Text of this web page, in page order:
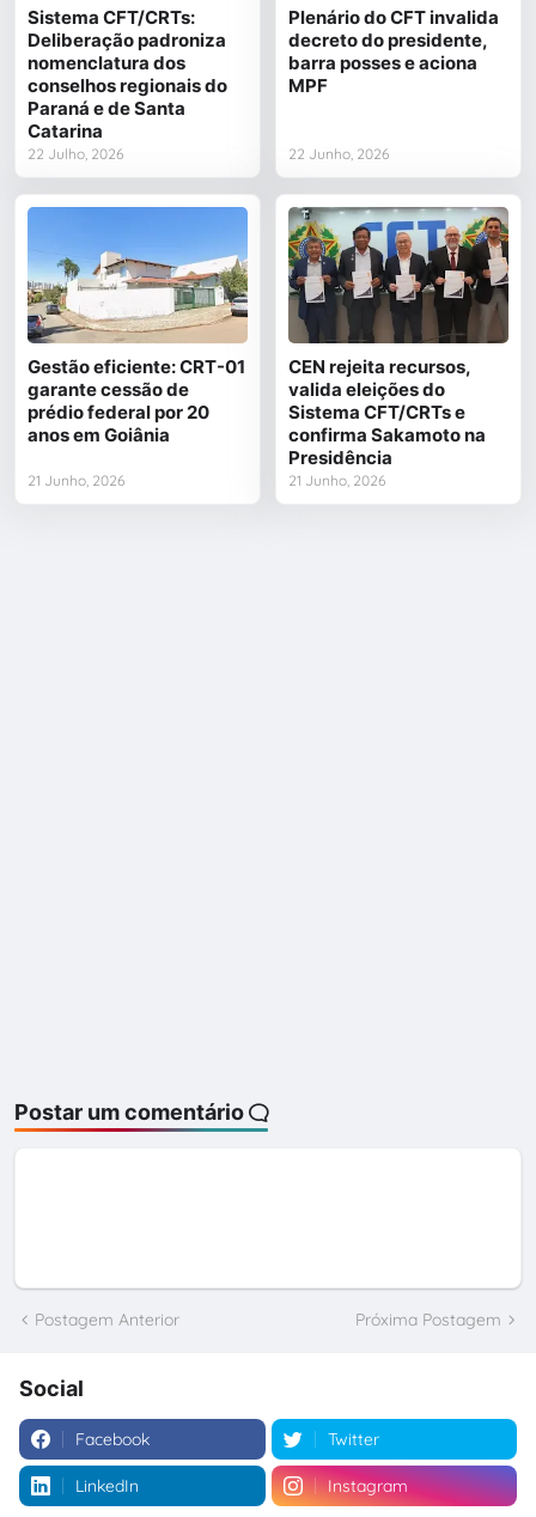
Sistema CFT/CRTs:
Deliberação padroniza
nomenclatura dos
conselhos regionais do
Paraná e de Santa
Catarina
22 Julho, 2026
Plenário do CFT invalida
decreto do presidente,
barra posses e aciona
MPF
22 Junho, 2026
Gestão eficiente: CRT-01
garante cessão de
prédio federal por 20
anos em Goiânia
21 Junho, 2026
CEN rejeita recursos,
valida eleições do
Sistema CFT/CRTs e
confirma Sakamoto na
Presidência
21 Junho, 2026
Postar um comentário
Postagem Anterior Próxima Postagem
Social
Facebook Twitter
LinkedIn Instagram